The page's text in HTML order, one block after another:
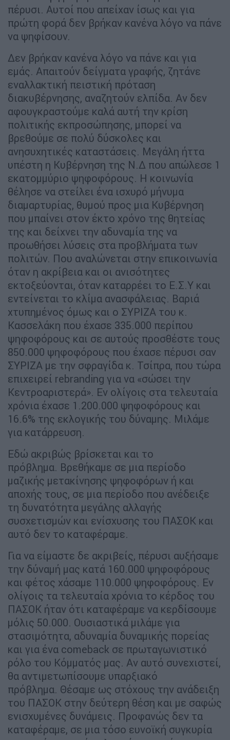
πέρυσι. Αυτοί που απείχαν ίσως και για
πρώτη φορά δεν βρήκαν κανένα λόγο να πάνε
να ψηφίσουν.
Δεν βρήκαν κανένα λόγο να πάνε και για
εμάς. Απαιτούν δείγματα γραφής, ζητάνε
εναλλακτική πειστική πρόταση
διακυβέρνησης, αναζητούν ελπίδα. Αν δεν
αφουγκραστούμε καλά αυτή την κρίση
πολιτικής εκπροσώπησης, μπορεί να
βρεθούμε σε πολύ δύσκολες και
ανησυχητικές καταστάσεις. Μεγάλη ήττα
υπέστη η Κυβέρνηση της Ν.Δ που απώλεσε 1
εκατομμύριο ψηφοφόρους. Η κοινωνία
θέλησε να στείλει ένα ισχυρό μήνυμα
διαμαρτυρίας, θυμού προς μια Κυβέρνηση
που μπαίνει στον έκτο χρόνο της θητείας
της και δείχνει την αδυναμία της να
προωθήσει λύσεις στα προβλήματα των
πολιτών. Που αναλώνεται στην επικοινωνία
όταν η ακρίβεια και οι ανισότητες
εκτοξεύονται, όταν καταρρέει το Ε.Σ.Υ και
εντείνεται το κλίμα ανασφάλειας. Βαριά
χτυπημένος όμως και ο ΣΥΡΙΖΑ του κ.
Κασσελάκη που έχασε 335.000 περίπου
ψηφοφόρους και σε αυτούς προσθέστε τους
850.000 ψηφοφόρους που έχασε πέρυσι σαν
ΣΥΡΙΖΑ με την σφραγίδα κ. Τσίπρα, που τώρα
επιχειρεί rebranding για να «σώσει την
Κεντροαριστερά». Εν ολίγοις στα τελευταία
χρόνια έχασε 1.200.000 ψηφοφόρους και
16.6% της εκλογικής του δύναμης. Μιλάμε
για κατάρρευση.
Εδώ ακριβώς βρίσκεται και το
πρόβλημα. Βρεθήκαμε σε μια περίοδο
μαζικής μετακίνησης ψηφοφόρων ή και
αποχής τους, σε μια περίοδο που ανέδειξε
τη δυνατότητα μεγάλης αλλαγής
συσχετισμών και ενίσχυσης του ΠΑΣΟΚ και
αυτό δεν το καταφέραμε.
Για να είμαστε δε ακριβείς, πέρυσι αυξήσαμε
την δύναμή μας κατά 160.000 ψηφοφόρους
και φέτος χάσαμε 110.000 ψηφοφόρους. Εν
ολίγοις τα τελευταία χρόνια το κέρδος του
ΠΑΣΟΚ ήταν ότι καταφέραμε να κερδίσουμε
μόλις 50.000. Ουσιαστικά μιλάμε για
στασιμότητα, αδυναμία δυναμικής πορείας
και για ένα comeback σε πρωταγωνιστικό
ρόλο του Κόμματός μας. Αν αυτό συνεχιστεί,
θα αντιμετωπίσουμε υπαρξιακό
πρόβλημα. Θέσαμε ως στόχους την ανάδειξη
του ΠΑΣΟΚ στην δεύτερη θέση και με σαφώς
ενισχυμένες δυνάμεις. Προφανώς δεν τα
καταφέραμε, σε μια τόσο ευνοϊκή συγκυρία